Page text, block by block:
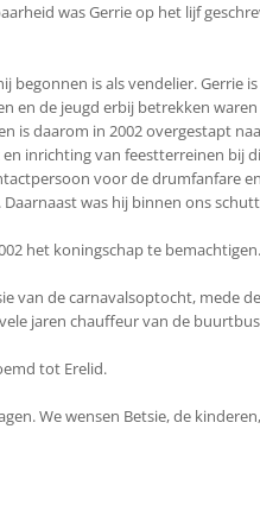
was Gerrie op het lijf
is als vendelier. Gerrie
de jeugd erbij betrekken
is daarom in 2002 overgestapt
inrichting van feestterreinen bij
voor de drumfanfare
was hij binnen ons
het koningschap te bemachtigen.
van de carnavalsoptocht,
jaren chauffeur van de
tot Erelid.
We wensen Betsie, de